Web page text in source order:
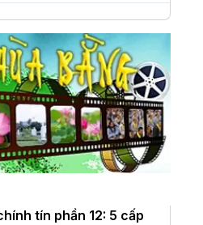
xây
giáo Thủ
khép lại
hè lần
tín phần 12: 5 cấp